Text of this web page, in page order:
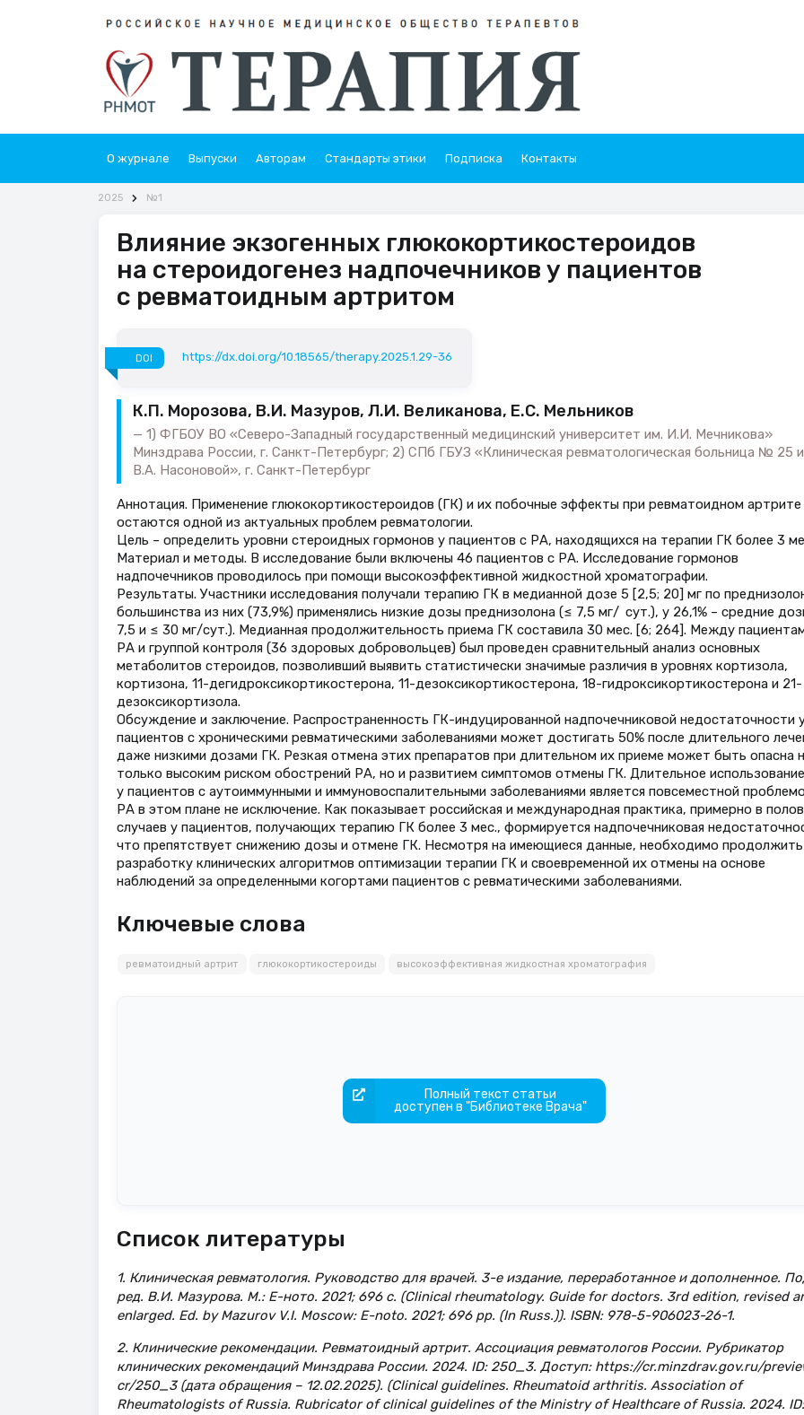
О журнале Выпуски Авторам Стандарты этики Подписка Контакты
2025 №1
Влияние экзогенных глюкокортикостероидов
на стероидогенез надпочечников у пациентов
с ревматоидным артритом
DOI https://dx.doi.org/10.18565/therapy.2025.1.29-36
К.П. Морозова, В.И. Мазуров, Л.И. Великанова, Е.С. Мельников
1) ФГБОУ ВО «Северо-Западный государственный медицинский университет им. И.И. Мечникова»
Минздрава России, г. Санкт-Петербург; 2) СПб ГБУЗ «Клиническая ревматологическая больница № 25
В.А. Насоновой», г. Санкт-Петербург
Аннотация. Применение глюкокортикостероидов (ГК) и их побочные эффекты при ревматоидном
остаются одной из актуальных проблем ревматологии.
Цель – определить уровни стероидных гормонов у пациентов с РА, находящихся на терапии ГК более 3
Материал и методы. В исследование были включены 46 пациентов с РА. Исследование гормонов
надпочечников проводилось при помощи высокоэффективной жидкостной хроматографии.
Результаты. Участники исследования получали терапию ГК в медианной дозе 5 [2,5; 20] мг по
большинства из них (73,9%) применялись низкие дозы преднизолона (≤ 7,5 мг/ сут.), у 26,1% – средние
7,5 и ≤ 30 мг/сут.). Медианная продолжительность приема ГК составила 30 мес. [6; 264]. Между
РА и группой контроля (36 здоровых добровольцев) был проведен сравнительный анализ основных
метаболитов стероидов, позволивший выявить статистически значимые различия в уровнях кортизола,
кортизона, 11-дегидроксикортикостерона, 11-дезоксикортикостерона, 18-гидроксикортикостерона и 21-
дезоксикортизола.
Обсуждение и заключение. Распространенность ГК-индуцированной надпочечниковой недостаточности
пациентов с хроническими ревматическими заболеваниями может достигать 50% после длительного
даже низкими дозами ГК. Резкая отмена этих препаратов при длительном их приеме может быть опасна
только высоким риском обострений РА, но и развитием симптомов отмены ГК. Длительное
у пациентов с аутоиммунными и иммуновоспалительными заболеваниями является повсеместной
РА в этом плане не исключение. Как показывает российская и международная практика, примерно в
случаев у пациентов, получающих терапию ГК более 3 мес., формируется надпочечниковая
что препятствует снижению дозы и отмене ГК. Несмотря на имеющиеся данные, необходимо продолжить
разработку клинических алгоритмов оптимизации терапии ГК и своевременной их отмены на основе
наблюдений за определенными когортами пациентов с ревматическими заболеваниями.
Ключевые слова
ревматоидный артрит глюкокортикостероиды высокоэффективная жидкостная хроматография
Полный текст статьи
доступен в "Библиотеке Врача"
Список литературы
1. Клиническая ревматология. Руководство для врачей. 3-е издание, переработанное и дополненное.
ред. В.И. Мазурова. М.: Е-ното. 2021; 696 с. (Clinical rheumatology. Guide for doctors. 3rd edition, revised
enlarged. Ed. by Mazurov V.I. Moscow: E-noto. 2021; 696 pp. (In Russ.)). ISBN: 978-5-906023-26-1.
2. Клинические рекомендации. Ревматоидный артрит. Ассоциация ревматологов России. Рубрикатор
клинических рекомендаций Минздрава России. 2024. ID: 250_3. Доступ: https://cr.minzdrav.gov.ru/
cr/250_3 (дата обращения – 12.02.2025). (Clinical guidelines. Rheumatoid arthritis. Association of
Rheumatologists of Russia. Rubricator of clinical guidelines of the Ministry of Healthcare of Russia. 2024. ID: